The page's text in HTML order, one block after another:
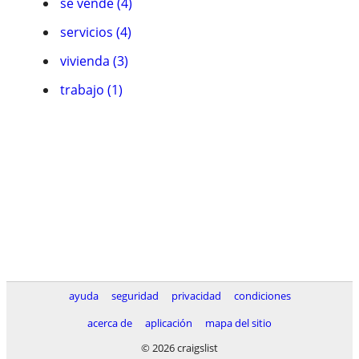
servicios (4)
vivienda (3)
trabajo (1)
ayuda seguridad privacidad
condiciones
acerca de
aplicación
mapa del sitio
© 2026 craigslist